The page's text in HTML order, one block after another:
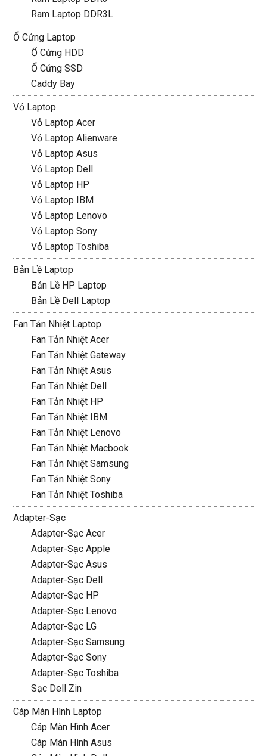
Ram Laptop DDR3L
Ổ Cứng Laptop
Ổ Cứng HDD
Ổ Cứng SSD
Caddy Bay
Vỏ Laptop
Vỏ Laptop Acer
Vỏ Laptop Alienware
Vỏ Laptop Asus
Vỏ Laptop Dell
Vỏ Laptop HP
Vỏ Laptop IBM
Vỏ Laptop Lenovo
Vỏ Laptop Sony
Vỏ Laptop Toshiba
Bản Lề Laptop
Bản Lề HP Laptop
Bản Lề Dell Laptop
Fan Tản Nhiệt Laptop
Fan Tản Nhiệt Acer
Fan Tản Nhiệt Gateway
Fan Tản Nhiệt Asus
Fan Tản Nhiệt Dell
Fan Tản Nhiệt HP
Fan Tản Nhiệt IBM
Fan Tản Nhiệt Lenovo
Fan Tản Nhiệt Macbook
Fan Tản Nhiệt Samsung
Fan Tản Nhiệt Sony
Fan Tản Nhiệt Toshiba
Adapter-Sạc
Adapter-Sạc Acer
Adapter-Sạc Apple
Adapter-Sạc Asus
Adapter-Sạc Dell
Adapter-Sạc HP
Adapter-Sạc Lenovo
Adapter-Sạc LG
Adapter-Sạc Samsung
Adapter-Sạc Sony
Adapter-Sạc Toshiba
Sạc Dell Zin
Cáp Màn Hình Laptop
Cáp Màn Hình Acer
Cáp Màn Hình Asus